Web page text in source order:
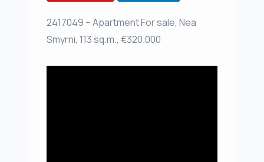
2417049 – Apartment For sale, Nea
Smyrni, 113 sq.m., €320.000